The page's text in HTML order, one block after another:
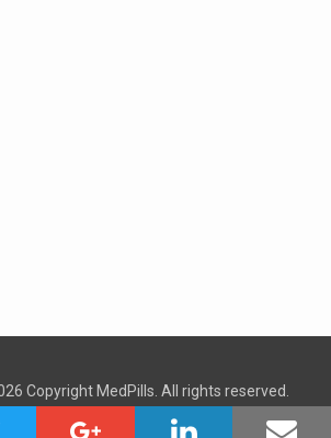
Copyright MedPills. All rights reserved.